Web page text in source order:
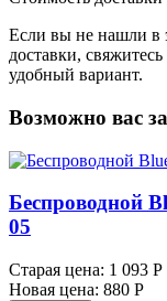
Если вы не нашли в
доставки,
удобный вариант.
Возможно вас
Беспроводной
05
Старая цена: 1 093 Р
Новая цена: 880 Р